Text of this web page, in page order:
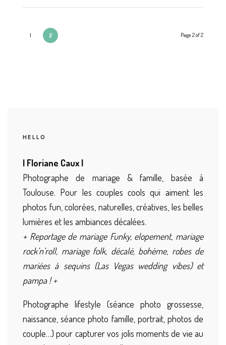
1 2 Page 2 of 2
HELLO
| Floriane Caux |
Photographe de mariage & famille, basée à
Toulouse. Pour les couples cools qui aiment les
photos fun, colorées, naturelles, créatives, les belles
lumières et les ambiances décalées.
+ Reportage de mariage Funky, elopement, mariage
rock’n’roll, mariage folk, décalé, bohème, robes de
mariées à sequins (Las Vegas wedding vibes) et
pampa ! +
Photographe lifestyle (séance photo grossesse,
naissance, séance photo famille, portrait, photos de
couple…) pour capturer vos jolis moments de vie au